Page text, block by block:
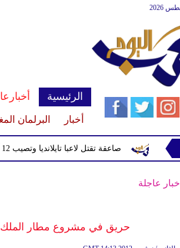
الرئيسية
أخبار البرلمان
صاعقة تقتل لاعبا تايلانديا وتصيب 12 آخرين خلال مباراة
أخبار عاجلة
حريق في مشروع مطار الملك